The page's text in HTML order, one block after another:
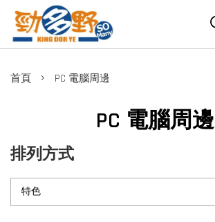
首頁 › PC 電腦周邊
PC 電腦周邊
排列方式